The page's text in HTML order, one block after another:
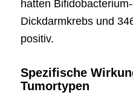
hatten
Dickdarmkrebs und
positiv.
Spezifische
Tumortypen